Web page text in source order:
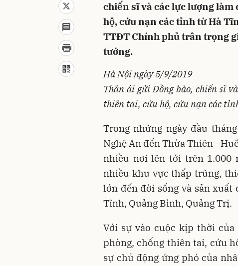
chiến sĩ và các lực lượng
hộ, cứu nạn các tỉnh từ Hà
TTĐT Chính phủ trân trọng
tướng.
Hà Nội ngày 5/9/2019
Thân ái gửi Đồng bào, chiến sĩ
thiên tai, cứu hộ, cứu nạn các
Trong những ngày đầu
Nghệ An đến Thừa Thiên -
nhiều nơi lên tới trên 1.000
nhiều khu vực thấp trũng,
lớn đến đời sống và sản
Tĩnh, Quảng Bình, Quảng Trị.
Với sự vào cuộc kịp thời
phòng, chống thiên tai, cứu
sự chủ động ứng phó của